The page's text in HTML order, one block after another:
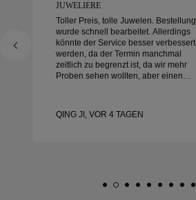
UWELIERE
Toller Preis, tolle Juwelen. Bestellung
wurde schnell bearbeitet. Allerdings
könnte der Service besser verbessert
werden, da der Termin manchmal
zeitlich zu begrenzt ist, da wir mehr
Proben sehen wollten, aber einen
glücklich.
QING JI, VOR 4 TAGEN